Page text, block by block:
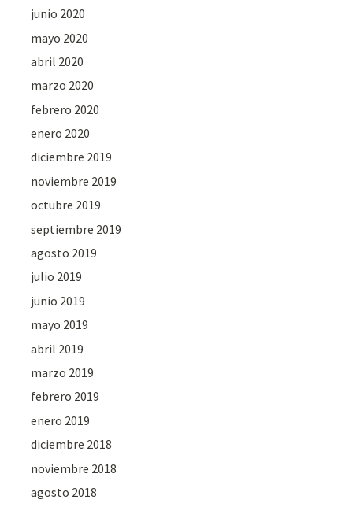
junio 2020
mayo 2020
abril 2020
marzo 2020
febrero 2020
enero 2020
diciembre 2019
noviembre 2019
octubre 2019
septiembre 2019
agosto 2019
julio 2019
junio 2019
mayo 2019
abril 2019
marzo 2019
febrero 2019
enero 2019
diciembre 2018
noviembre 2018
agosto 2018